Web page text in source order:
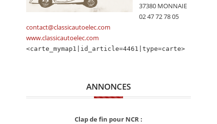
37380 MONNAIE
02 47 72 78 05
contact@classicautoelec.com
www.classicautoelec.com
<carte_mymap1|id_article=4461|type=carte>
ANNONCES
Clap de fin pour NCR :